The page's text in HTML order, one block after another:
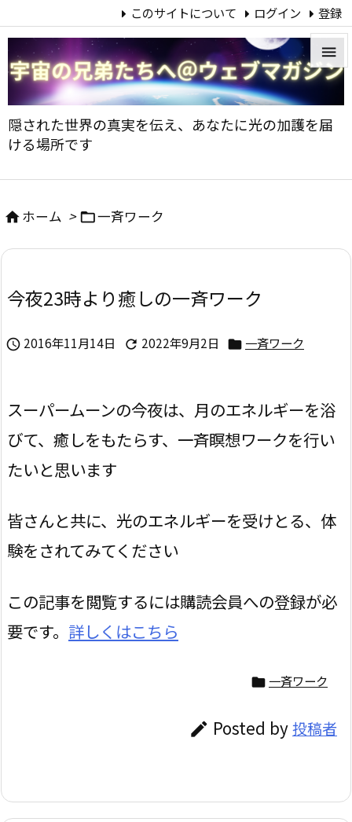
隠された世界の真実を伝え、あなたに光の加護を届
ける場所です


メニ


次へ
このサイトについて ログイン 登録
ホーム > 一斉ワーク
今夜23時より癒しの一斉ワーク
 2016年11月14日  2022年9月2日  一斉ワーク
スーパームーンの今夜は、月のエネルギーを浴
びて、癒しをもたらす、一斉瞑想ワークを行い
たいと思います
皆さんと共に、光のエネルギーを受けとる、体
験をされてみてください
この記事を閲覧するには購読会員への登録が必
要です。 詳しくはこちら
 一斉ワーク
 Posted by投稿者